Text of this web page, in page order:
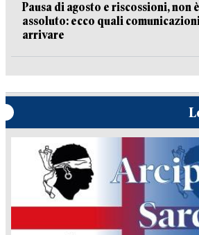
Pausa di agosto e riscossioni, non
assoluto: ecco quali
arrivare